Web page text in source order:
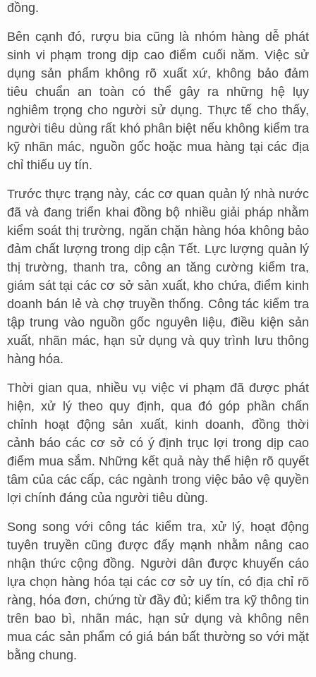
đồng.
Bên cạnh đó, rượu bia cũng là nhóm hàng dễ phát
sinh vi phạm trong dịp cao điểm cuối năm. Việc sử
dụng sản phẩm không rõ xuất xứ, không bảo đảm
tiêu chuẩn an toàn có thể gây ra những hệ lụy
nghiêm trọng cho người sử dụng. Thực tế cho thấy,
người tiêu dùng rất khó phân biệt nếu không kiểm tra
kỹ nhãn mác, nguồn gốc hoặc mua hàng tại các địa
chỉ thiếu uy tín.
Trước thực trạng này, các cơ quan quản lý nhà nước
đã và đang triển khai đồng bộ nhiều giải pháp nhằm
kiểm soát thị trường, ngăn chặn hàng hóa không bảo
đảm chất lượng trong dịp cận Tết. Lực lượng quản lý
thị trường, thanh tra, công an tăng cường kiểm tra,
giám sát tại các cơ sở sản xuất, kho chứa, điểm kinh
doanh bán lẻ và chợ truyền thống. Công tác kiểm tra
tập trung vào nguồn gốc nguyên liệu, điều kiện sản
xuất, nhãn mác, hạn sử dụng và quy trình lưu thông
hàng hóa.
Thời gian qua, nhiều vụ việc vi phạm đã được phát
hiện, xử lý theo quy định, qua đó góp phần chấn
chỉnh hoạt động sản xuất, kinh doanh, đồng thời
cảnh báo các cơ sở có ý định trục lợi trong dịp cao
điểm mua sắm. Những kết quả này thể hiện rõ quyết
tâm của các cấp, các ngành trong việc bảo vệ quyền
lợi chính đáng của người tiêu dùng.
Song song với công tác kiểm tra, xử lý, hoạt động
tuyên truyền cũng được đẩy mạnh nhằm nâng cao
nhận thức cộng đồng. Người dân được khuyến cáo
lựa chọn hàng hóa tại các cơ sở uy tín, có địa chỉ rõ
ràng, hóa đơn, chứng từ đầy đủ; kiểm tra kỹ thông tin
trên bao bì, nhãn mác, hạn sử dụng và không nên
mua các sản phẩm có giá bán bất thường so với mặt
bằng chung.